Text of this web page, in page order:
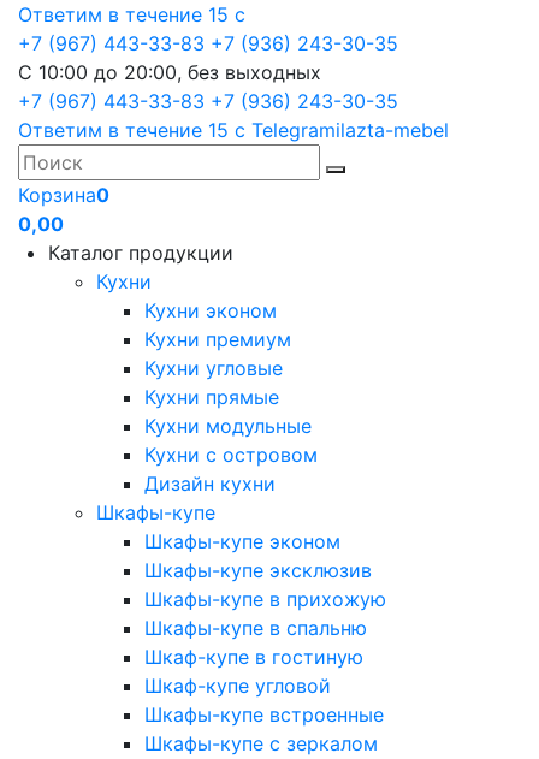
Ответим в течение 15 с
+7 (967) 443-33-83 +7 (936) 243-30-35
С 10:00 до 20:00, без выходных
+7 (967) 443-33-83 +7 (936) 243-30-35
Ответим в течение 15 с Telegramilazta-mebel
Корзина0
0,00
Каталог продукции
Кухни
Кухни эконом
Кухни премиум
Кухни угловые
Кухни прямые
Кухни модульные
Кухни с островом
Дизайн кухни
Шкафы-купе
Шкафы-купе эконом
Шкафы-купе эксклюзив
Шкафы-купе в прихожую
Шкафы-купе в спальню
Шкаф-купе в гостиную
Шкаф-купе угловой
Шкафы-купе встроенные
Шкафы-купе с зеркалом